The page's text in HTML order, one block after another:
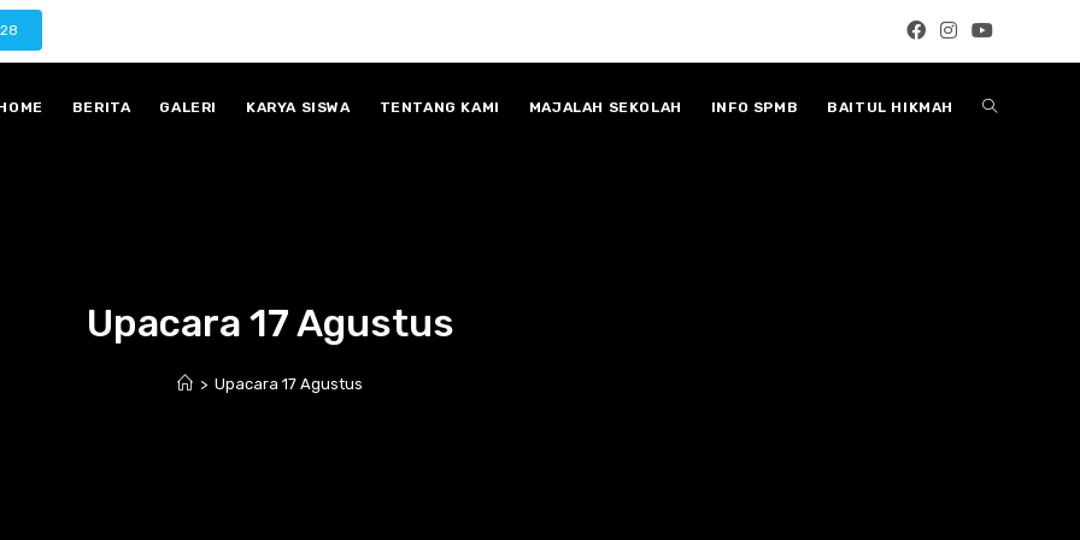
BERITA GALERI KARYA SISWA TENTANG KAMI MAJALAH SEKOLAH INFO SPMB BAITUL HIKMAH Toggle
Upacara 17 Agustus
> Upacara 17 Agustus